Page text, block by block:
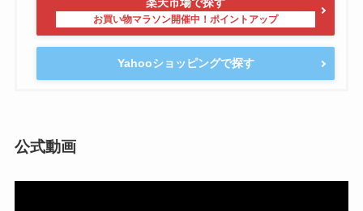
Yahooショッピングで探す
公式動画